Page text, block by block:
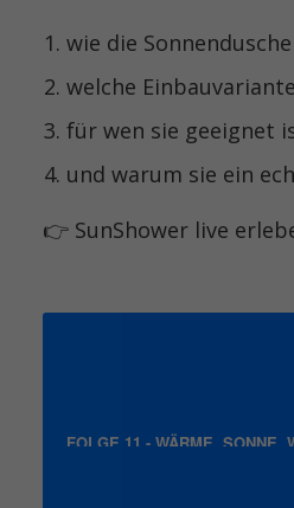
wie die
welche
für wen sie geeignet
und warum sie ein
👉 SunShower live
FOLGE 11 - WÄRME, SONNE,